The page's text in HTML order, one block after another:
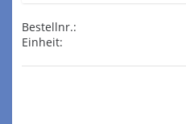
Bestellnr.:
Einheit: